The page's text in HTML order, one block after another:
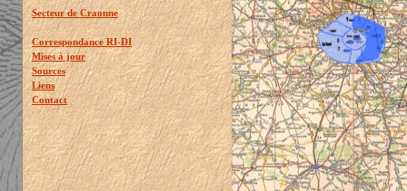
Secteur de Craonne
Correspondance RI-DI
Mises à jour
Sources
Liens
Contact